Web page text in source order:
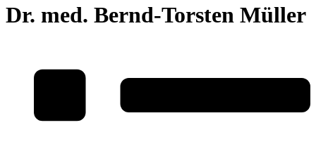
Dr. med. Bernd-Torsten Müller